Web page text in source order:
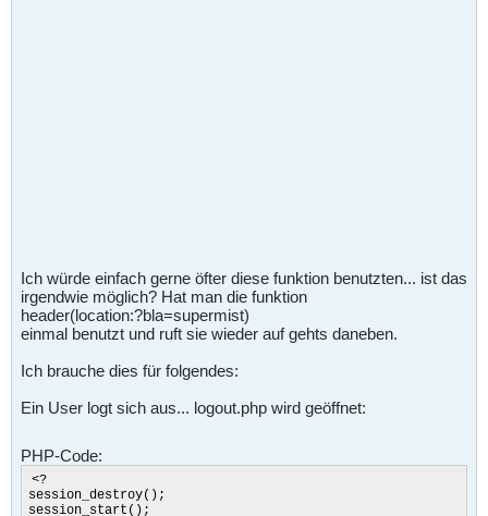
Ich würde einfach gerne öfter diese funktion benutzten... ist das
irgendwie möglich? Hat man die funktion
header(location:?bla=supermist)
einmal benutzt und ruft sie wieder auf gehts daneben.
Ich brauche dies für folgendes:
Ein User logt sich aus... logout.php wird geöffnet:
PHP-Code:
<?
session_destroy();
session_start();